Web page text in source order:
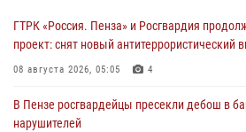
ГТРК «Россия. Пенза» и Росгвардия
проект: снят новый антитеррористический
08 августа 2026, 05:05 4
В Пензе росгвардейцы пресекли дебош в
нарушителей